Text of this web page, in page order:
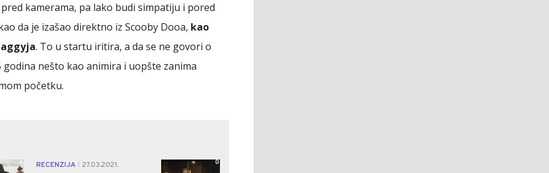
kamerama, pa lako budi simpatiju i pored
da je izašao direktno iz Scooby Dooa, kao
. To u startu iritira, a da se ne govori o
nešto kao animira i uopšte zanima
početku.
1 RECENZIJA
27.03.2021.
0